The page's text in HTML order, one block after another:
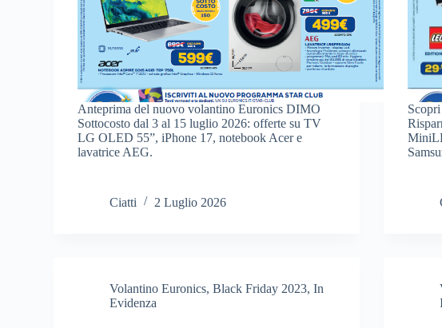
Anteprima del nuovo volantino Euronics DIMO
Sottocosto dal 3 al 15 luglio 2026: offerte su TV
LG OLED 55”, iPhone 17, notebook Acer e
lavatrice AEG.
Ciatti 2 Luglio 2026
Volantino Euronics,Black Friday 2023,In
Evidenza